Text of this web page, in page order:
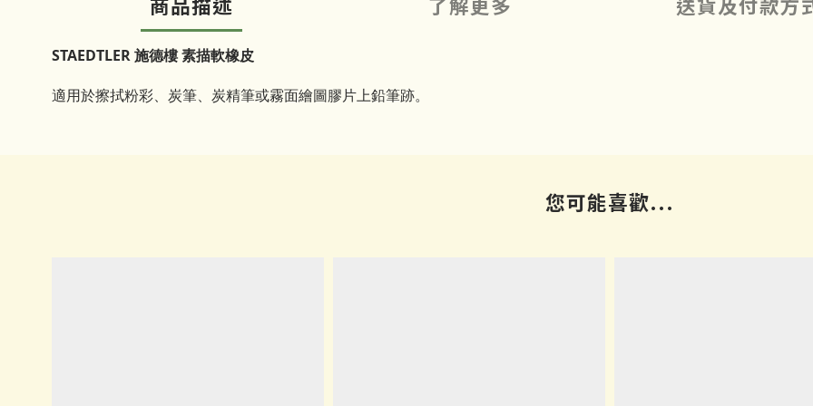
STAEDTLER 施德樓 素描軟橡皮
適用於擦拭粉彩、炭筆、炭精筆或霧面繪圖膠片上鉛筆跡。
您可能喜歡...